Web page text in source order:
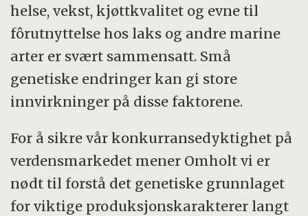
helse, vekst, kjøttkvalitet og evne til
fôrutnyttelse hos laks og andre marine
arter er svært sammensatt. Små
genetiske endringer kan gi store
innvirkninger på disse faktorene.
For å sikre vår konkurransedyktighet på
verdensmarkedet mener Omholt vi er
nødt til forstå det genetiske grunnlaget
for viktige produksjonskarakterer langt